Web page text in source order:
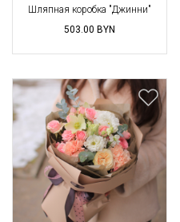
Шляпная коробка "Джинни"
503.00 BYN